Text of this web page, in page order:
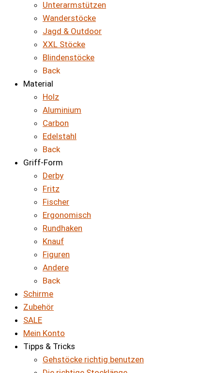
Unterarmstützen
Wanderstöcke
Jagd & Outdoor
XXL Stöcke
Blindenstöcke
Back
Material
Holz
Aluminium
Carbon
Edelstahl
Back
Griff-Form
Derby
Fritz
Fischer
Ergonomisch
Rundhaken
Knauf
Figuren
Andere
Back
Schirme
Zubehör
SALE
Mein Konto
Tipps & Tricks
Gehstöcke richtig benutzen